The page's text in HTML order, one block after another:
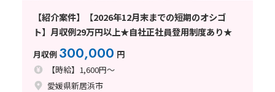
【紹介案件】【2026年12月末までの短期のオシゴ
ト】月収例29万円以上★自社正社員登用制度あり★
月収例 300,000 円
【時給】1,600円～
愛媛県新居浜市